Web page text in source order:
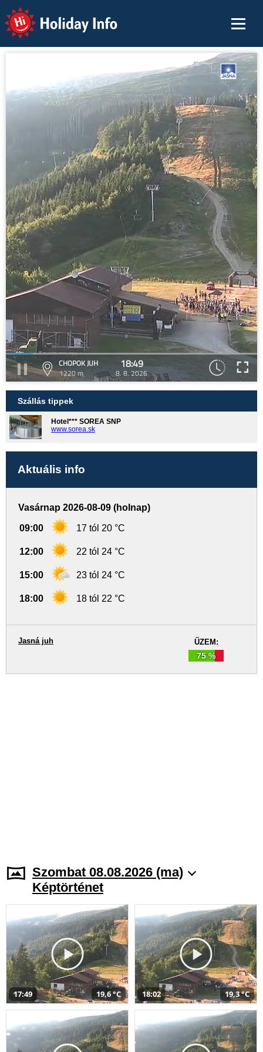
Holiday Info
CHOPOK JUH
1220 m
18:49
8. 8. 2026
Szállás tippek
Hotel*** SOREA SNP
www.sorea.sk
Aktuális info
Vasárnap 2026-08-09 (holnap)
09:00 17 tól 20 °C
12:00 22 tól 24 °C
15:00 23 tól 24 °C
18:00 18 tól 22 °C
ŰZEM:
75 %
Jasná juh
Szombat 08.08.2026 (ma)
Képtörténet
17:49 19,6 °C 18:02 19,3 °C